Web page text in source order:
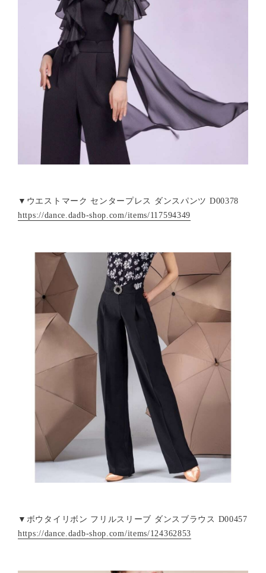
▼ウエストマーク センタープレス ダンスパンツ D00378
https://dance.dadb-shop.com/items/117594349
▼ボウタイリボン フリルスリーブ ダンスブラウス D00457
https://dance.dadb-shop.com/items/124362853